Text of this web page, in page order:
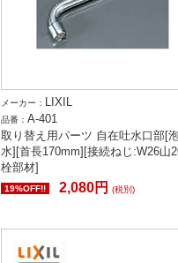
メーカー： LIXIL
品番： A-401
取り替え用パーツ 自在吐水口部[
水][首長170mm][接続ねじ:W26山
栓部材]
19%OFF!! 2,080円 (税別)